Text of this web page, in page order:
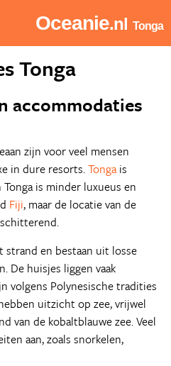
Oceanie.nl Tonga
Tonga
accommodaties
zijn voor veel mensen
in dure resorts.Tonga is
is minder luxueus en
Fiji, maar de locatie van de
strand en bestaan uit losse
De huisjes liggen vaak
volgens Polynesische tradities
uitzicht op zee, vrijwel
van de kobaltblauwe zee. Veel
aan, zoals snorkelen,